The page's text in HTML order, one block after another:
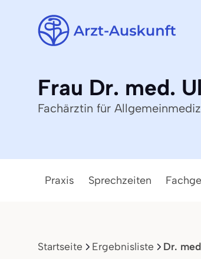
Frau Dr. med.
Fachärztin für
Praxis Sprechzeiten
Startseite Ergebnisliste Dr.